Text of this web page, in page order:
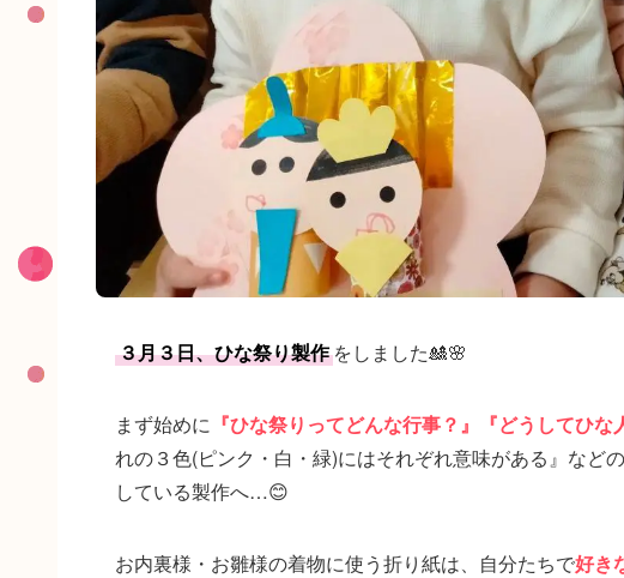
３月３日、ひな祭り製作 をしました🎎🌸
まず始めに 『ひな祭りってどんな行事？』『どうしてひな
れの３色(ピンク・白・緑)にはそれぞれ意味がある』など
している製作へ…😊
お内裏様・お雛様の着物に使う折り紙は、自分たちで好き